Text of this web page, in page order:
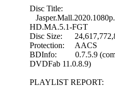
Disc Title:
HD.MA.5.1-FGT
Disc Size:
Protection: AACS
BDInfo: 0.7.5.9
DVDFab 11.0.8.9)
PLAYLIST REPORT: